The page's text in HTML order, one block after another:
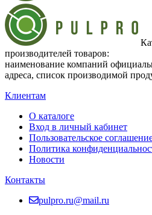
производителей товаров:
наименование компаний
адреса, список производимой
Клиентам
О каталоге
Вход в личный кабинет
Пользовательское
Политика
Новости
Контакты
pulpro.ru@mail.ru